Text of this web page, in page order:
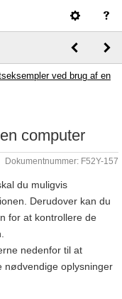
ved brug af en
computer
Dokumentnummer: F52Y-157
du muligvis
Derudover kan du
for at kontrollere de
nedenfor til at
nødvendige oplysninger